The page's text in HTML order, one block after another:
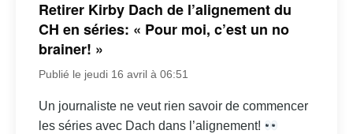
Retirer Kirby Dach de l’alignement du
CH en séries: « Pour moi, c’est un no
brainer! »
Publié le jeudi 16 avril à 06:51
Un journaliste ne veut rien savoir de commencer
les séries avec Dach dans l’alignement!